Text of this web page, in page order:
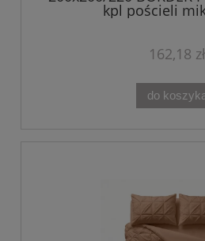
kpl pościeli
162,18 zł
do